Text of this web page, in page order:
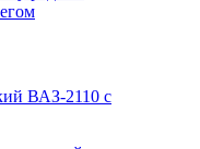
ВАЗ-2110 с